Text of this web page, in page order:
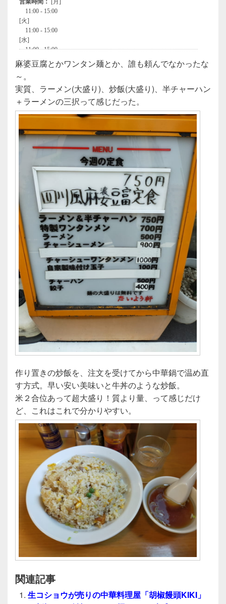
麻婆豆腐とかワンタン麺とか、誰も頼んでなかったな
～。
実質、ラーメン(大盛り)、炒飯(大盛り)、半チャーハン
＋ラーメンの三択って感じだった。
作り置きの炒飯を、注文を受けてから中華鍋で温め直
す方式。早い安い美味いと牛丼のような炒飯。
米２合位あって超大盛り！質より量、って感じだけ
ど、これはこれで分かりやすい。
関連記事
生コショウが売りの中華料理屋「胡椒饅頭KIKI」